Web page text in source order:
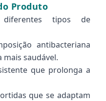
Produto
tipos de
antibacteriana
saudável.
que prolonga a
que se adaptam